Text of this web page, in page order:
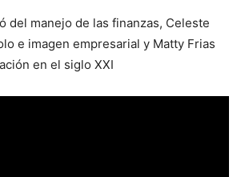
del manejo de las finanzas, Celeste
e imagen empresarial y Matty Frias
en el siglo XXI